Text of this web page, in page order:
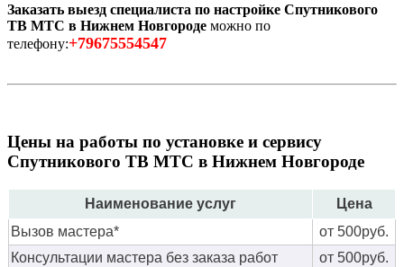
Заказать выезд специалиста по настройке Спутникового
ТВ МТС в Нижнем Новгороде можно по
телефону:+79675554547
Цены на работы по установке и сервису
Спутникового ТВ МТС в Нижнем Новгороде
Наименование услуг
Цена
Вызов мастера*
от 500руб.
Консультации мастера без заказа работ
от 500руб.